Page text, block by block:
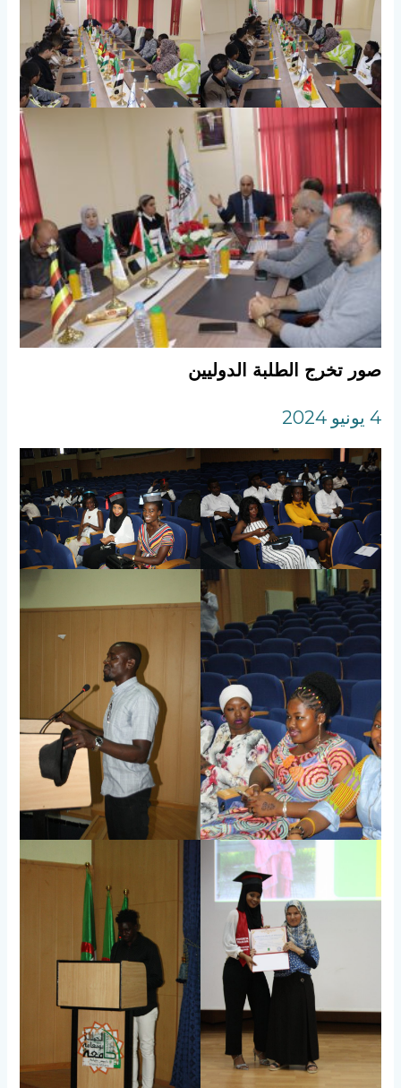
صور تخرج الطلبة الدوليين
4 يونيو 2024